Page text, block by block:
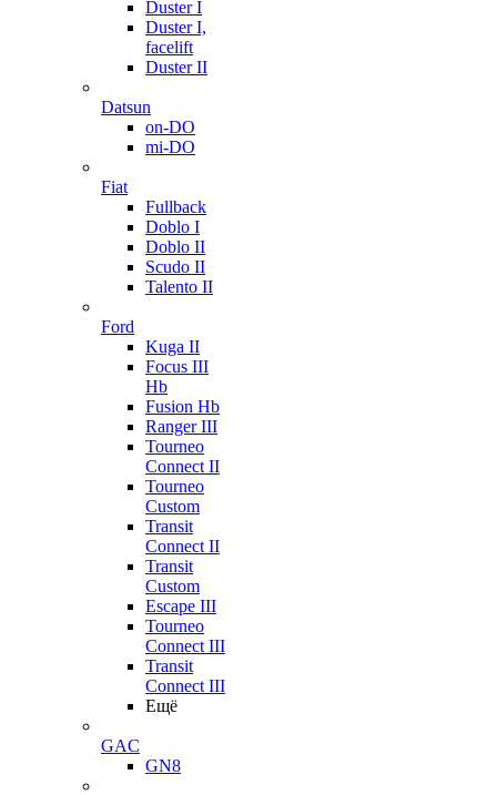
Duster I
Duster I,
facelift
Duster II
Datsun
on-DO
mi-DO
Fiat
Fullback
Doblo I
Doblo II
Scudo II
Talento II
Ford
Kuga II
Focus III
Hb
Fusion Hb
Ranger III
Tourneo
Connect II
Tourneo
Custom
Transit
Connect II
Transit
Custom
Escape III
Tourneo
Connect III
Transit
Connect III
Ещё
GAC
GN8